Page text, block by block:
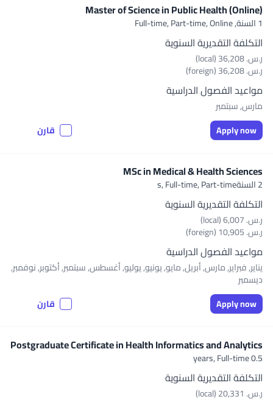
Master of Science in Public Health (Online)
1 السنة, Full-time, Part-time, Online
التكلفة التقديرية السنوية
ر.س.‏ 36,208 (local)
ر.س.‏ 36,208 (foreign)
مواعيد الفصول الدراسية
مارس, سبتمبر
Apply now
قارن
MSc in Medical & Health Sciences
2 السنةs, Full-time, Part-time
التكلفة التقديرية السنوية
ر.س.‏ 6,007 (local)
ر.س.‏ 10,905 (foreign)
مواعيد الفصول الدراسية
يناير, فبراير, مارس, أبريل, مايو, يونيو, يوليو, أغسطس, سبتمبر, أكتوبر, نوفمبر,
ديسمبر
Apply now
قارن
Postgraduate Certificate in Health Informatics and Analytics
0.5 years,
Full-time
التكلفة التقديرية السنوية
ر.س.‏ 20,331 (local)